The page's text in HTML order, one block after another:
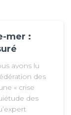
mer :
avons lu
des
« crise
des